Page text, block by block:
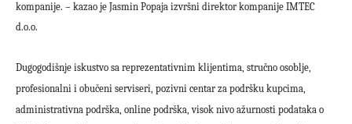
kompanije. – kazao je Jasmin Popaja izvršni direktor kompanije IMTEC
d.o.o.
Dugogodišnje iskustvo sa reprezentativnim klijentima, stručno osoblje,
profesionalni i obučeni serviseri, pozivni centar za podršku kupcima,
administrativna podrška, online podrška, visok nivo ažurnosti podataka o